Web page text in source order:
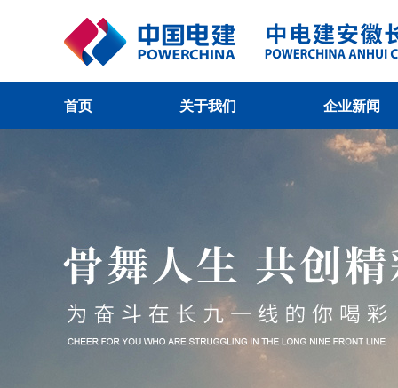
首页 关于我们 企业新闻